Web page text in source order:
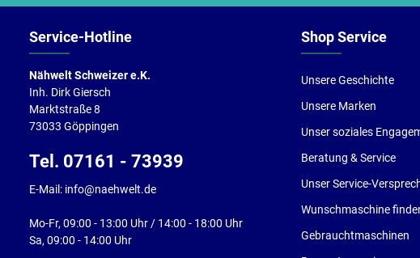
Service-Hotline
Nähwelt Schweizer e.K.
Inh. Dirk Giersch
Marktstraße 8
73033 Göppingen
Tel. 07161 - 73939
E-Mail: info@naehwelt.de
Mo-Fr, 09:00 - 13:00 Uhr / 14:00 - 18:00 Uhr
Sa, 09:00 - 14:00 Uhr
Shop Service
Unsere Geschichte
Unsere Marken
Unser soziales
Beratung & Service
Unser Service-
Wunschmaschine
Gebrauchtmaschinen